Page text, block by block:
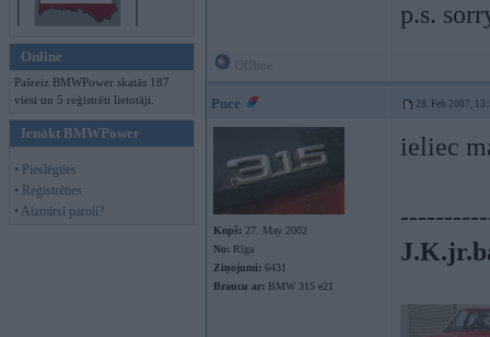
Online
Pašreiz BMWPower skatās 187
viesi un 5 reģistrēti lietotāji.
Ienākt BMWPower
• Pieslēgties
• Reģistrēties
• Aizmirsi paroli?
p.s.
Puce 28. Feb 2007,
Kopš: 27. May 2002
No: Rīga
Ziņojumi: 6431
Braucu ar: BMW 315 e21
ieliec